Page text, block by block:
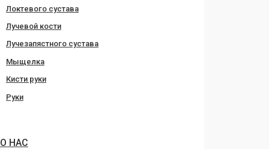
Локтевого сустава
Лучевой кости
Лучезапястного сустава
Мыщелка
Кисти руки
Руки
О НАС